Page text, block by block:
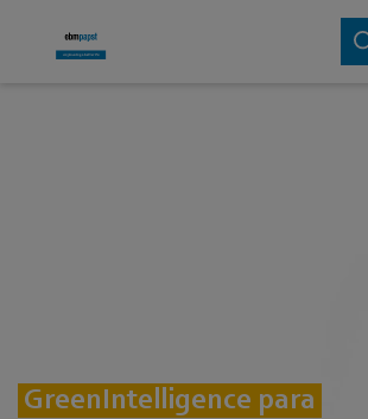
GreenIntelligence para